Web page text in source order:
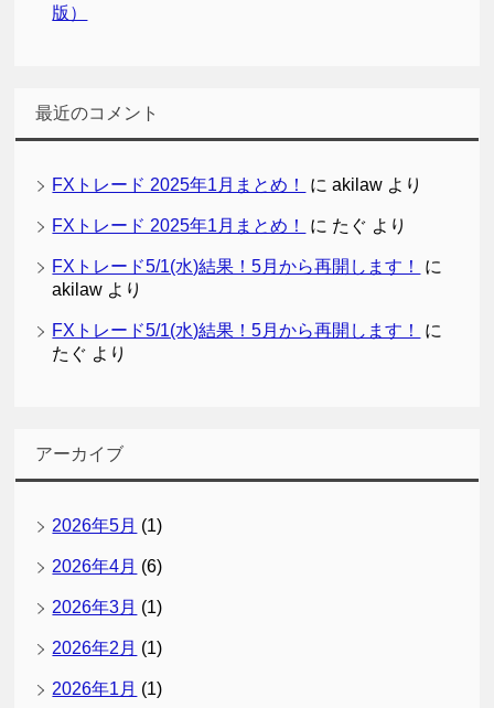
版）
最近のコメント
FXトレード 2025年1月まとめ！ にakilaw より
FXトレード 2025年1月まとめ！ に たぐ より
FXトレード5/1(水)結果！5月から再開します！
に
akilaw より
FXトレード5/1(水)結果！5月から再開します！
に
たぐ より
アーカイブ
2026年5月 (1)
2026年4月 (6)
2026年3月 (1)
2026年2月 (1)
2026年1月 (1)